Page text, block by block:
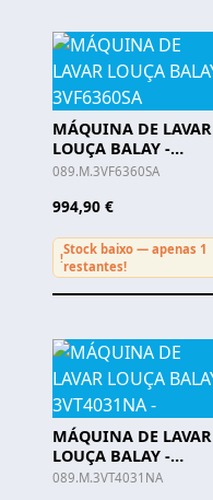
MÁQUINA DE LAVAR
LOUÇA BALAY -
3VF6360SA
089.M.3VF6360SA
994,90 €
!
Stock baixo — apenas 1
restantes!
MÁQUINA DE LAVAR
LOUÇA BALAY -
3VT4031NA -
089.M.3VT4031NA